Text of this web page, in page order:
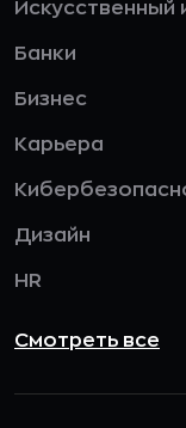
Искусственный
Банки
Бизнес
Карьера
Дизайн
HR
Смотреть все